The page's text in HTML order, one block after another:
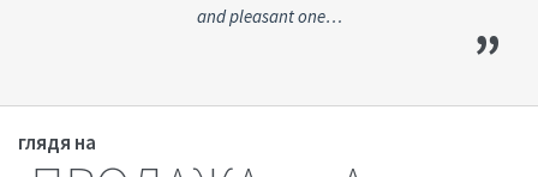
and pleasant one…
”
глядя на